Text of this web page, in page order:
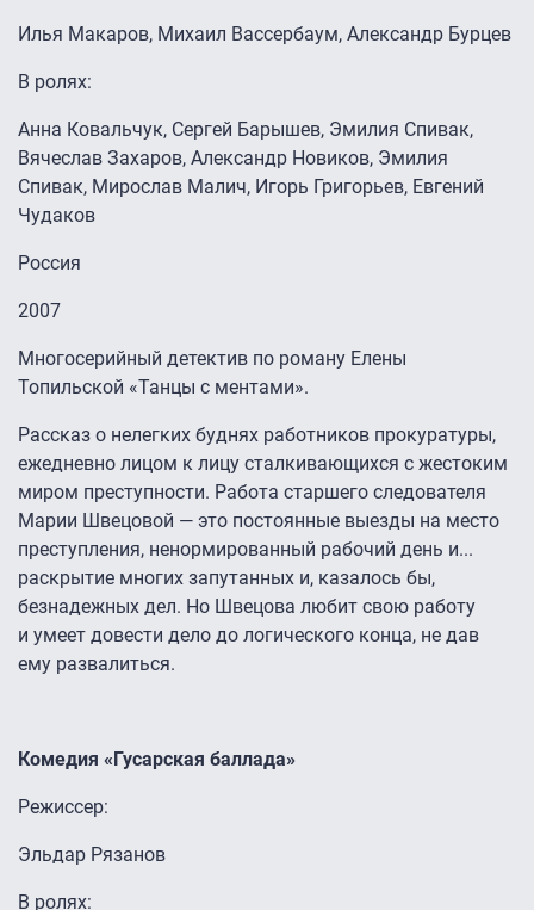
Илья Макаров, Михаил Вассербаум, Александр Бурцев
В ролях:
Анна Ковальчук, Сергей Барышев, Эмилия Спивак,
Вячеслав Захаров, Александр Новиков, Эмилия
Спивак, Мирослав Малич, Игорь Григорьев, Евгений
Чудаков
Россия
2007
Многосерийный детектив по роману Елены
Топильской «Танцы с ментами».
Рассказ о нелегких буднях работников прокуратуры,
ежедневно лицом к лицу сталкивающихся с жестоким
миром преступности. Работа старшего следователя
Марии Швецовой — это постоянные выезды на место
преступления, ненормированный рабочий день и...
раскрытие многих запутанных и, казалось бы,
безнадежных дел. Но Швецова любит свою работу
и умеет довести дело до логического конца, не дав
ему развалиться.
Комедия «Гусарская баллада»
Режиссер:
Эльдар Рязанов
В ролях: